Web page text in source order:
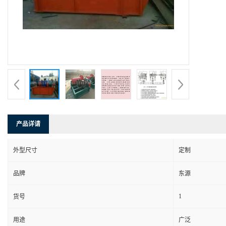
产品详请
外型尺寸 定制
品牌 东源
货号 1
用途 广泛